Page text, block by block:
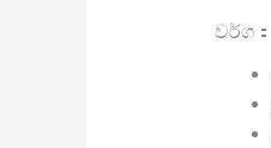
වර්ග：